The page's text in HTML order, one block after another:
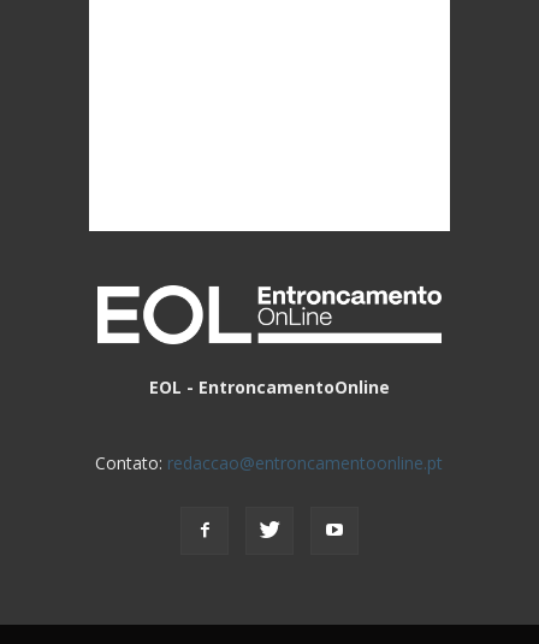
EOL - EntroncamentoOnline
Contato: redaccao@entroncamentoonline.pt